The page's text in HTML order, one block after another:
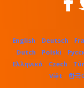
English Deutsch
Dutch
Polski
Ελληνικά
Czech
Việt
한국